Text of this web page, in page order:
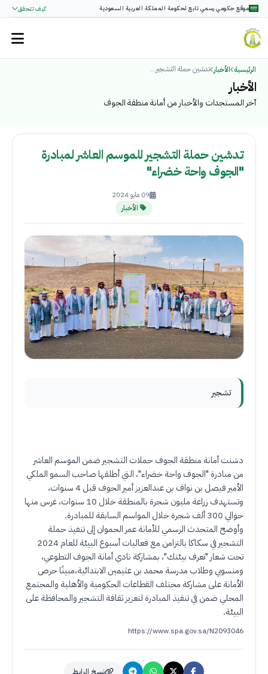
موقع حكومي رسمي تابع لحكومة المملكة العربية السعودية كيف تتحقق
الرئيسية الأخبار تدشين حملة التشجير...
الأخبار
آخر المستجدات والأخبار من أمانة منطقة الجوف
تدشين حملة التشجير للموسم العاشر لمبادرة
"الجوف واحة خضراء"
09 مايو 2024
الأخبار
تشجير
دشنت أمانة منطقة الجوف حملات التشجير ضمن الموسم العاشر
من مبادرة "الجوف واحة خضراء"، التي أطلقها صاحب السمو الملكي
الأمير فيصل بن نواف بن عبدالعزيز أمير الجوف قبل 4 سنوات،
وتستهدف زراعة مليون شجرة بالمنطقة خلال 10 سنوات، غرس منها
حوالي 300 ألف شجرة خلال المواسم السابقة للمبادرة
.
وأوضح المتحدث الرسمي للأمانة عمر الحموان إلى تنفيذ حملة
التشجير في سكاكا بالتزامن مع فعاليات أسبوع البيئة للعام 2024
تحت شعار "تعرف بيئتك"، بمشاركة نادي أمانة الجوف التطوعي،
ومنسوبي وطلاب مدرسة محمد بن عثيمين الابتدائية،مبينًا حرص
الأمانة على مشاركة مختلف القطاعات الحكومية والأهلية والمجتمع
المحلي ضمن في تنفيذ المبادرة لتعزيز ثقافة التشجير والمحافظة على
البيئة.
https://www.spa.gov.sa/N2093046
نسخ الرابط